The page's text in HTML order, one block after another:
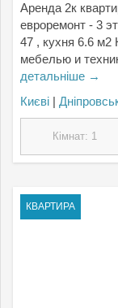
Аренда 2к
евроремонт - 3
47 , кухня 6.6 м2
мебелью и
детальніше →
Києвi |
Кімнат: 1
КВАРТИРА